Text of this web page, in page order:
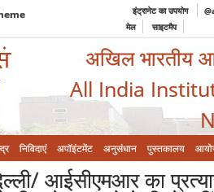
इंट्रानेट का उपयोग
मेल
साइटमैप
अखिल भारतीय
All India
निविदाएं अपॉइंटमेंट अनुसंधान पुस्तकालय
आईसीएमआर का